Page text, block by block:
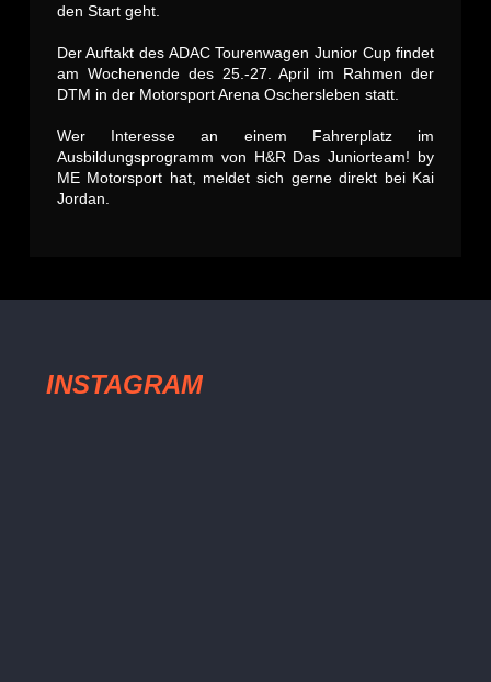
den Start geht.
Der Auftakt des ADAC Tourenwagen Junior Cup findet
am Wochenende des 25.-27. April im Rahmen der
DTM in der Motorsport Arena Oschersleben statt.
Wer Interesse an einem Fahrerplatz im
Ausbildungsprogramm von H&R Das Juniorteam! by
ME Motorsport hat, meldet sich gerne direkt bei Kai
Jordan.
INSTAGRAM